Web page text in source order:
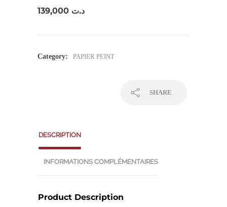
د.ت
Category: PAPIER PEINT
SHARE
DESCRIPTION
INFORMATIONS COMPLÉMENTAIRES
Product Description